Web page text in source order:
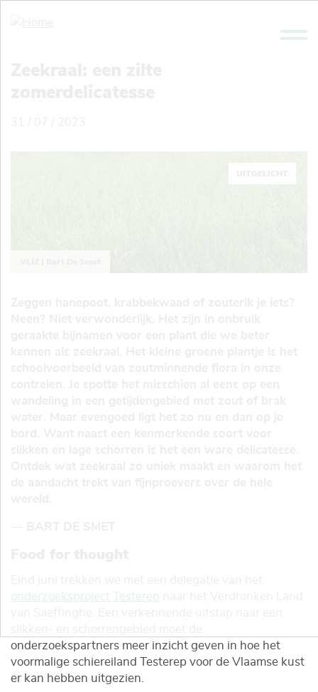
onderzoeksproject Testerep
onderzoekspartners meer inzicht geven in hoe het
voormalige schiereiland Testerep voor de Vlaamse kust
er kan hebben uitgezien.